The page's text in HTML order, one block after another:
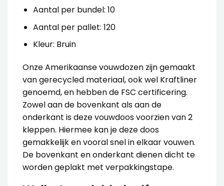
Aantal per bundel: 10
Aantal per pallet: 120
Kleur: Bruin
Onze Amerikaanse vouwdozen zijn gemaakt
van gerecycled materiaal, ook wel Kraftliner
genoemd, en hebben de FSC certificering.
Zowel aan de bovenkant als aan de
onderkant is deze vouwdoos voorzien van 2
kleppen. Hiermee kan je deze doos
gemakkelijk en vooral snel in elkaar vouwen.
De bovenkant en onderkant dienen dicht te
worden geplakt met verpakkingstape.